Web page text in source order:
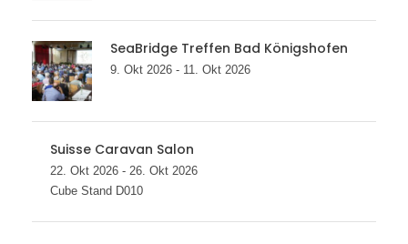
SeaBridge Treffen Bad Königshofen
9. Okt 2026 - 11. Okt 2026
Suisse Caravan Salon
22. Okt 2026 - 26. Okt 2026
Cube Stand D010